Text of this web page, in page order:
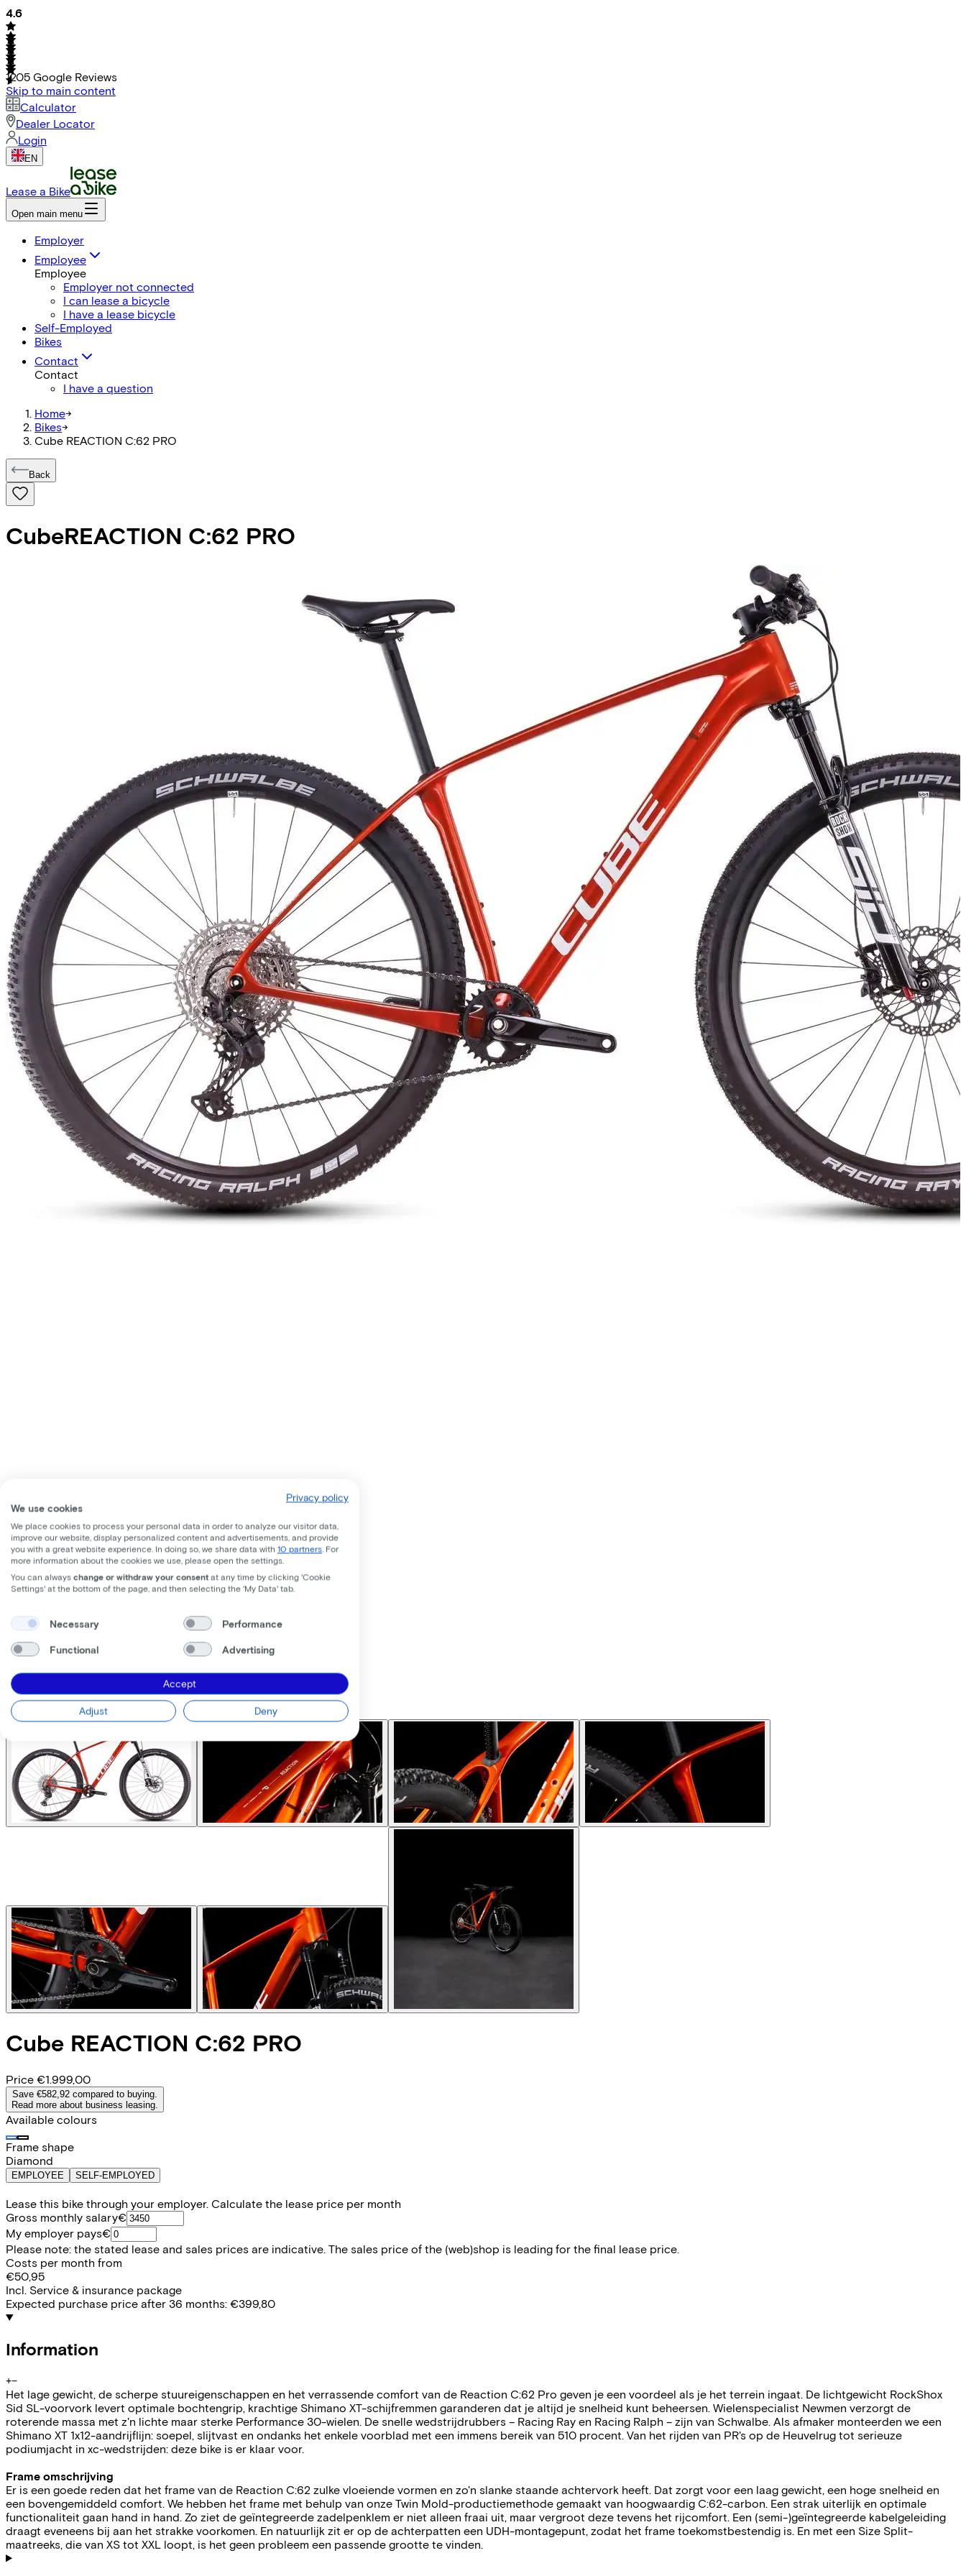
4.6
1205 Google Reviews
Skip to main content
Calculator
Dealer Locator
Login
EN
Lease a Bike
Open main menu
Employer
Employee
Employee
Employer not connected
I can lease a bicycle
I have a lease bicycle
Self-Employed
Bikes
Contact
Contact
I have a question
Home->
Bikes->
Cube REACTION C:62 PRO
Back
CubeREACTION C:62 PRO
Cube REACTION C:62 PRO
Price €1.999,00
Save €582,92 compared to buying.
Read more about business leasing.
Available colours
Frame shape
Diamond
EMPLOYEE SELF-EMPLOYED
Lease this bike through your employer. Calculate the lease price per month
Gross monthly salary€
My employer pays€
Please note: the stated lease and sales prices are indicative. The sales price of the (web)shop is leading for the final lease price.
Costs per month from
€50,95
Incl. Service & insurance package
Expected purchase price after 36 months: €399,80
Information
+−
Het lage gewicht, de scherpe stuureigenschappen en het verrassende comfort van de Reaction C:62 Pro geven je een voordeel als je het terrein ingaat. De lichtgewicht RockShox
Sid SL-voorvork levert optimale bochtengrip, krachtige Shimano XT-schijfremmen garanderen dat je altijd je snelheid kunt beheersen. Wielenspecialist Newmen verzorgt de
roterende massa met z'n lichte maar sterke Performance 30-wielen. De snelle wedstrijdrubbers – Racing Ray en Racing Ralph – zijn van Schwalbe. Als afmaker monteerden we een
Shimano XT 1x12-aandrijflijn: soepel, slijtvast en ondanks het enkele voorblad met een immens bereik van 510 procent. Van het rijden van PR's op de Heuvelrug tot serieuze
podiumjacht in xc-wedstrijden: deze bike is er klaar voor.
Frame omschrijving
Er is een goede reden dat het frame van de Reaction C:62 zulke vloeiende vormen en zo'n slanke staande achtervork heeft. Dat zorgt voor een laag gewicht, een hoge snelheid en
een bovengemiddeld comfort. We hebben het frame met behulp van onze Twin Mold-productiemethode gemaakt van hoogwaardig C:62-carbon. Een strak uiterlijk en optimale
functionaliteit gaan hand in hand. Zo ziet de geïntegreerde zadelpenklem er niet alleen fraai uit, maar vergroot deze tevens het rijcomfort. Een (semi-)geïntegreerde kabelgeleiding
draagt eveneens bij aan het strakke voorkomen. En natuurlijk zit er op de achterpatten een UDH-montagepunt, zodat het frame toekomstbestendig is. En met een Size Split-
maatreeks, die van XS tot XXL loopt, is het geen probleem een passende grootte te vinden.
Privacy policy
We use cookies
We place cookies to process your personal data in order to analyze our visitor data,
improve our website, display personalized content and advertisements, and provide
you with a great website experience. In doing so, we share data with 10 partners . For
more information about the cookies we use, please open the settings.
You can always change or withdraw your consent at any time by clicking 'Cookie
Settings' at the bottom of the page, and then selecting the 'My Data' tab.
Necessary Performance
Functional Advertising
Accept
Adjust Deny